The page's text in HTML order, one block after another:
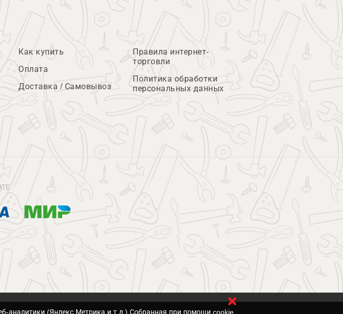
Как купить
Оплата
Доставка / Самовывоз
Правила интернет-
торговли
Политика обработки
персональных данных
аналитики (Яндекс.Метрика и т.д.) Собранная при помощи cookie